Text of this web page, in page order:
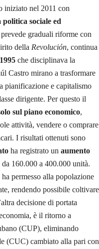
iniziato nel 2011 con
sociale ed
graduali riforme con
della Revolución, continua
che disciplinava la
Castro mirano a trasformare
pianificazione e capitalismo
dirigente. Per questo il
sul piano economico,
attività, vendere o comprare
I risultati ottenuti sono
ha registrato un aumento
160.000 a 400.000 unità.
permesso alla popolazione
rendendo possibile coltivare
decisione di portata
è il ritorno a
(CUP), eliminando
(CUC) cambiato alla pari con